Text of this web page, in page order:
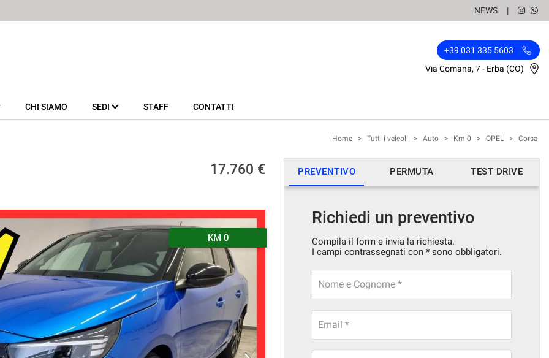
NEWS
+39 031 335 5603
Via Comana, 7 - Erba (CO)
CHI SIAMO SEDI STAFF CONTATTI
Home > Tutti i veicoli > Auto > Km 0 > OPEL > Corsa
17.760 €
KM 0
PREVENTIVO PERMUTA TEST DRIVE
Richiedi un preventivo
Compila il form e invia la richiesta.
I campi contrassegnati con * sono obbligatori.
Nome e Cognome *
Email *